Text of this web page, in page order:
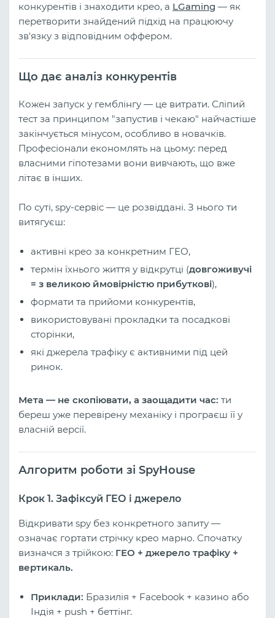
конкурентів і знаходити крео, а LGaming — як
перетворити знайдений підхід на працюючу
зв'язку з відповідним оффером.
Що дає аналіз конкурентів
Кожен запуск у гемблінгу — це витрати. Сліпий
тест за принципом "запустив і чекаю" найчастіше
закінчується мінусом, особливо в новачків.
Професіонали економлять на цьому: перед
власними гіпотезами вони вивчають, що вже
літає в інших.
По суті, spy-сервіс — це розвіддані. З нього ти
витягуєш:
активні крео за конкретним ГЕО,
термін їхнього життя у відкрутці (довгоживучі
= з великою ймовірністю прибуткові),
формати та прийоми конкурентів,
використовувані прокладки та посадкові
сторінки,
які джерела трафіку є активними під цей
ринок.
Мета — не скопіювати, а заощадити час: ти
береш уже перевірену механіку і програєш її у
власній версії.
Алгоритм роботи зі SpyHouse
Крок 1. Зафіксуй ГЕО і джерело
Відкривати spy без конкретного запиту —
означає гортати стрічку крео марно. Спочатку
визначся з трійкою: ГЕО + джерело трафіку +
вертикаль.
Приклади: Бразилія + Facebook + казино або
Індія + push + беттінг.